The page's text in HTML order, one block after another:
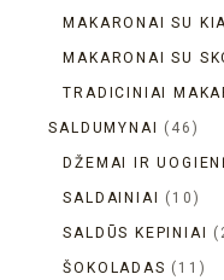
MAKARONAI SU
MAKARONAI SU
TRADICINIAI
SALDUMYNAI
46
DŽEMAI IR
SALDAINIAI
10
SALDŪS KEPINIAI
ŠOKOLADAS
11